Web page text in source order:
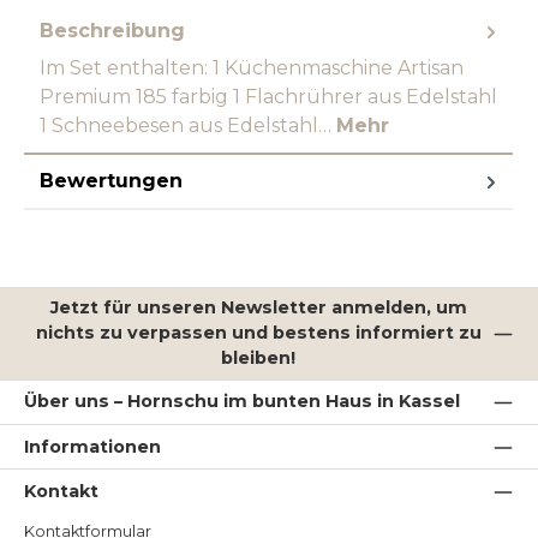
Beschreibung
Im Set enthalten: 1 Küchenmaschine Artisan
Premium 185 farbig 1 Flachrührer aus Edelstahl
1 Schneebesen aus Edelstahl… Mehr
Bewertungen
Jetzt für unseren Newsletter anmelden, um
nichts zu verpassen und bestens informiert zu
bleiben!
Über uns – Hornschu im bunten Haus in Kassel
Informationen
Kontakt
Kontaktformular